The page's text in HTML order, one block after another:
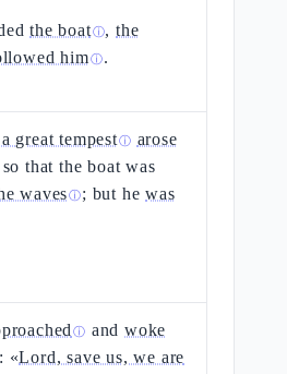
the boatⓘ,the
himⓘ.
a great tempestⓘ arose
so that the boat was
wavesⓘ; but hewas
ⓘ andwoke
«Lord, save us, we are